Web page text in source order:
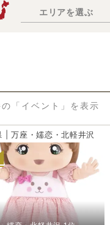
エリアを選ぶ
の「イベント」を表示
| 万座・嬬恋・北軽井沢